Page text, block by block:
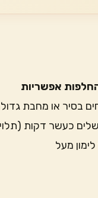
אפשריות
בסיר או מחבת
כעשר דקות
מעל